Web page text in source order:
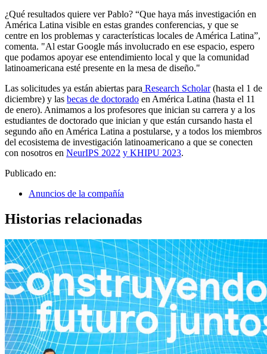
¿Qué resultados quiere ver Pablo? “Que haya más investigación en
América Latina visible en estas grandes conferencias, y que se
centre en los problemas y características locales de América Latina”,
comenta. "Al estar Google más involucrado en ese espacio, espero
que podamos apoyar ese entendimiento local y que la comunidad
latinoamericana esté presente en la mesa de diseño."
Las solicitudes ya están abiertas para Research Scholar(hasta el 1 de
diciembre) y las becas de doctorado en América Latina (hasta el 11
de enero). Animamos a los profesores que inician su carrera y a los
estudiantes de doctorado que inician y que están cursando hasta el
segundo año en América Latina a postularse, y a todos los miembros
del ecosistema de investigación latinoamericano a que se conecten
con nosotros en NeurIPS 2022 y KHIPU 2023.
Publicado en:
Anuncios de la compañía
Historias relacionadas